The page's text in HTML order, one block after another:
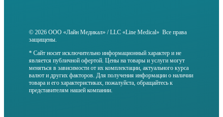
© 2026 ООО «Лайн Медикал» / LLC «Line Medical» Все права
защищены.
* Сайт носит исключительно информационный характер и не
является публичной офертой. Цены на товары и услуги могут
меняться в зависимости от их комплектации, актуального курса
валют и других факторов. Для получения информации о наличии
товара и его характеристиках, пожалуйста, обращайтесь к
представителям нашей компании.